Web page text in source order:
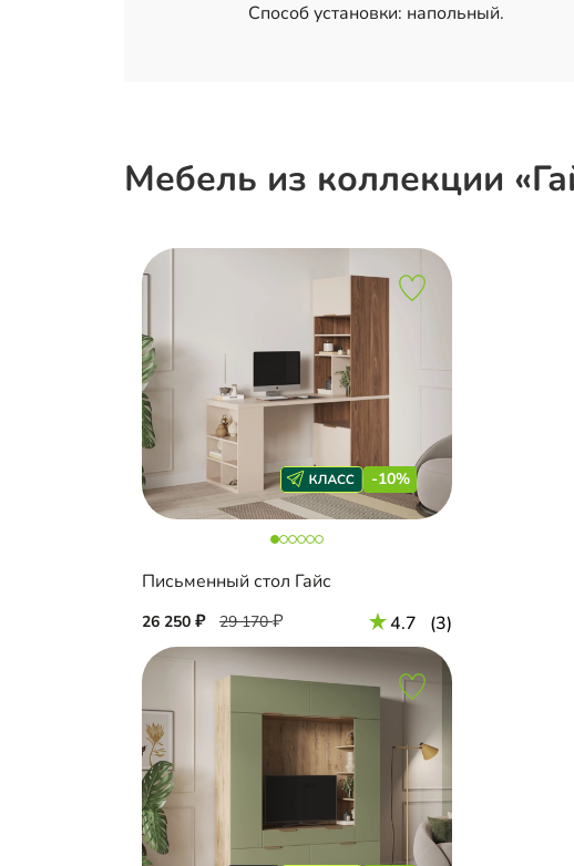
Способ установки: напольный.
Мебель из коллекции
-10%
Письменный стол Гайс
26 250 29 170 4.7 (3)